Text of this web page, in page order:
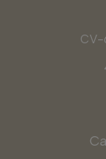
CV-